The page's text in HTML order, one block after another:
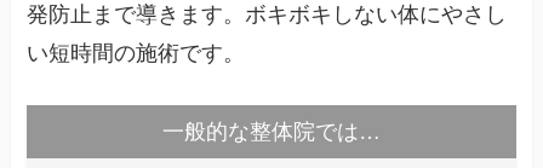
発防止まで導きます。ボキボキしない体にやさし
い短時間の施術です。
一般的な整体院では…